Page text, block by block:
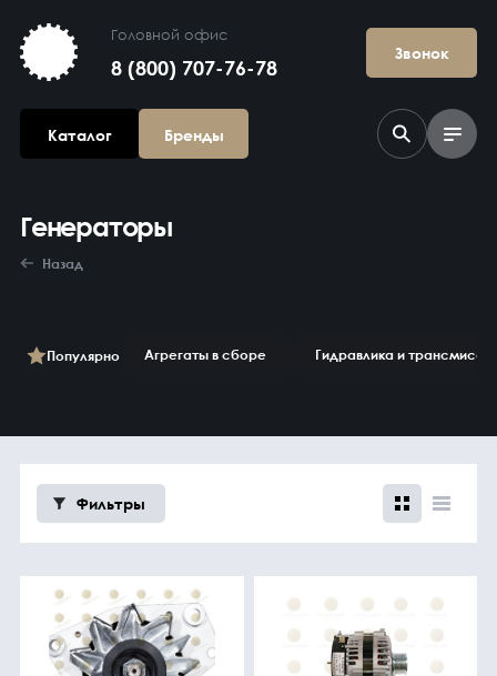
Головной офис
8 (800) 707-76-78
Звонок
Каталог Бренды
Гидравлика и
трансмиссия
ГСМ
Детали
двигателя
Генераторы
Назад
Популярно Агрегаты в сборе Гидравлика и
Фильтры